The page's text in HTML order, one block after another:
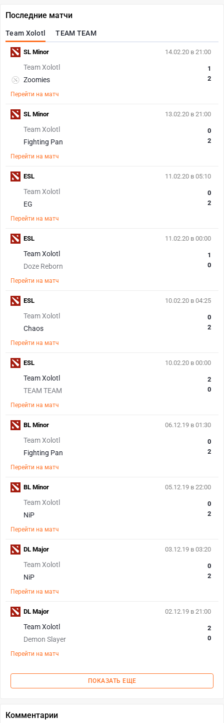
Последние матчи
Team Xolotl TEAM TEAM
14.02.20 в 21:00
Team Xolotl
Zoomies
1
2
Перейти на матч
SL Minor
13.02.20 в 21:00
Team Xolotl
Fighting Pan
0
2
Перейти на матч
SL Minor
11.02.20 в 05:10
Team Xolotl
EG
0
2
Перейти на матч
ESL
11.02.20 в 00:00
Team Xolotl
Doze Reborn
1
0
Перейти на матч
ESL
10.02.20 в 04:25
Team Xolotl
Chaos
0
2
Перейти на матч
ESL
10.02.20 в 00:00
Team Xolotl
TEAM TEAM
2
0
Перейти на матч
ESL
06.12.19 в 01:30
Team Xolotl
Fighting Pan
0
2
Перейти на матч
BL Minor
05.12.19 в 22:00
Team Xolotl
NiP
0
2
Перейти на матч
BL Minor
03.12.19 в 03:20
Team Xolotl
NiP
0
2
Перейти на матч
DL Major
02.12.19 в 21:00
Team Xolotl
Demon Slayer
2
0
Перейти на матч
DL Major
ПОКАЗАТЬ ЕЩЕ
Комментарии